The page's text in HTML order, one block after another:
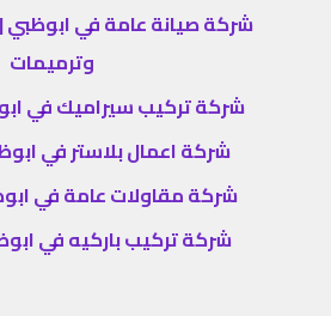
وترميمات
شركة تركيب سيراميك في ابوظبي
شركة اعمال بلاستر في ابوظبي
شركة مقاولات عامة في ابوظبي
شركة تركيب باركيه في ابوظبي